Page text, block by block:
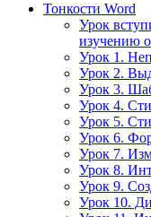
Тонкости Word
Урок
изучению
Урок 1.
Урок 2.
Урок 3.
Урок 4.
Урок 5.
Урок 6.
Урок 7.
Урок 8.
Урок 9.
Урок 10.